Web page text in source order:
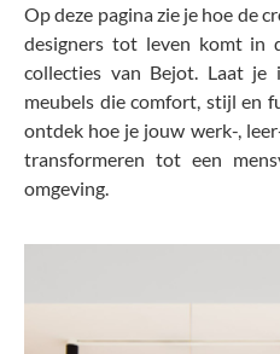
Op deze pagina zie je hoe de
designers tot leven komt in
collecties van Bejot. Laat je
meubels die comfort, stijl en
ontdek hoe je jouw werk-,
transformeren tot een
omgeving.